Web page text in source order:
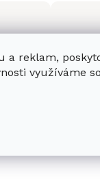
a reklam,
využíváme
u